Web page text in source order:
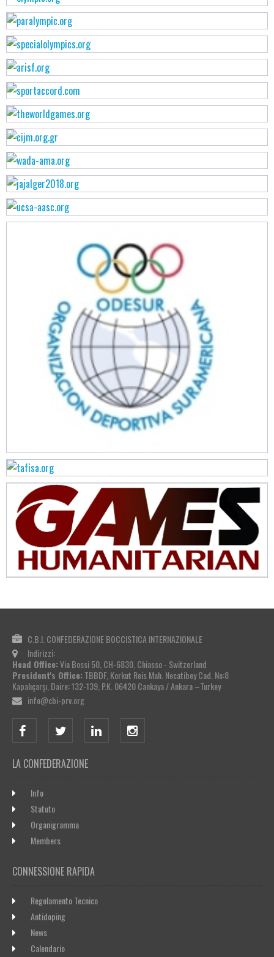
C.B.I. CONFEDERAZIONE BOCCISTICA INTERNAZIONALE
Indirizzi:
Head Office:Via Bossi 50, CH-6830, Chiasso - Switzerland
President's Office: TBBDF, Korkut Reis Mah. Necatibey Cad. No:8
Kapalıçarşı, Daire: 132-139, P.K. 06420 Cankaya / Ankara –Turkey
info@cbi-prv.org
LA CONFEDERAZIONE
Info
Statuto
Organigramma
Members
CONNESSIONE RAPIDA
Regolamento Tecnico
Antidoping
News
Calendario